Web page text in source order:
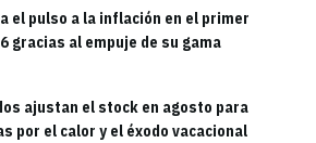
el pulso a la inflación en el primer
gracias al empuje de su gama
ajustan el stock en agosto para
por el calor y el éxodo vacacional